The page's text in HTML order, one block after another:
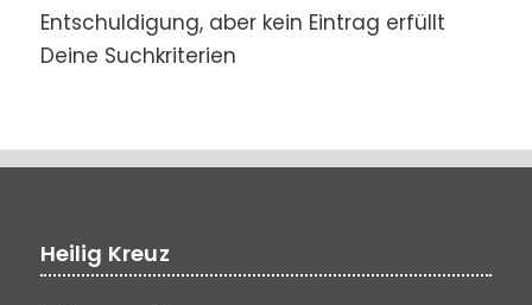
Entschuldigung, aber kein Eintrag erfüllt
Deine Suchkriterien
Heilig Kreuz